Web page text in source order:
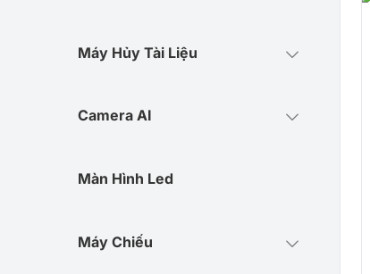
Máy Hủy Tài Liệu
Camera AI
Màn Hình Led
Máy Chiếu